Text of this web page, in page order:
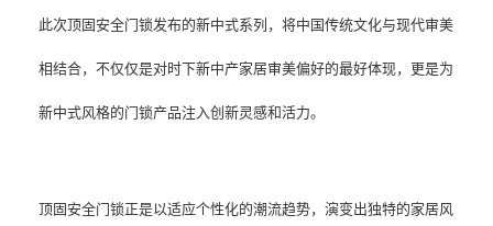
此次顶固安全门锁发布的新中式系列，将中国传统文化与现代审美
相结合，不仅仅是对时下新中产家居审美偏好的最好体现，更是为
新中式风格的门锁产品注入创新灵感和活力。
顶固安全门锁正是以适应个性化的潮流趋势，演变出独特的家居风